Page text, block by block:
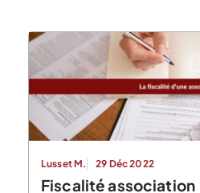
Lusset M. 29 Déc 2022
Fiscalité association